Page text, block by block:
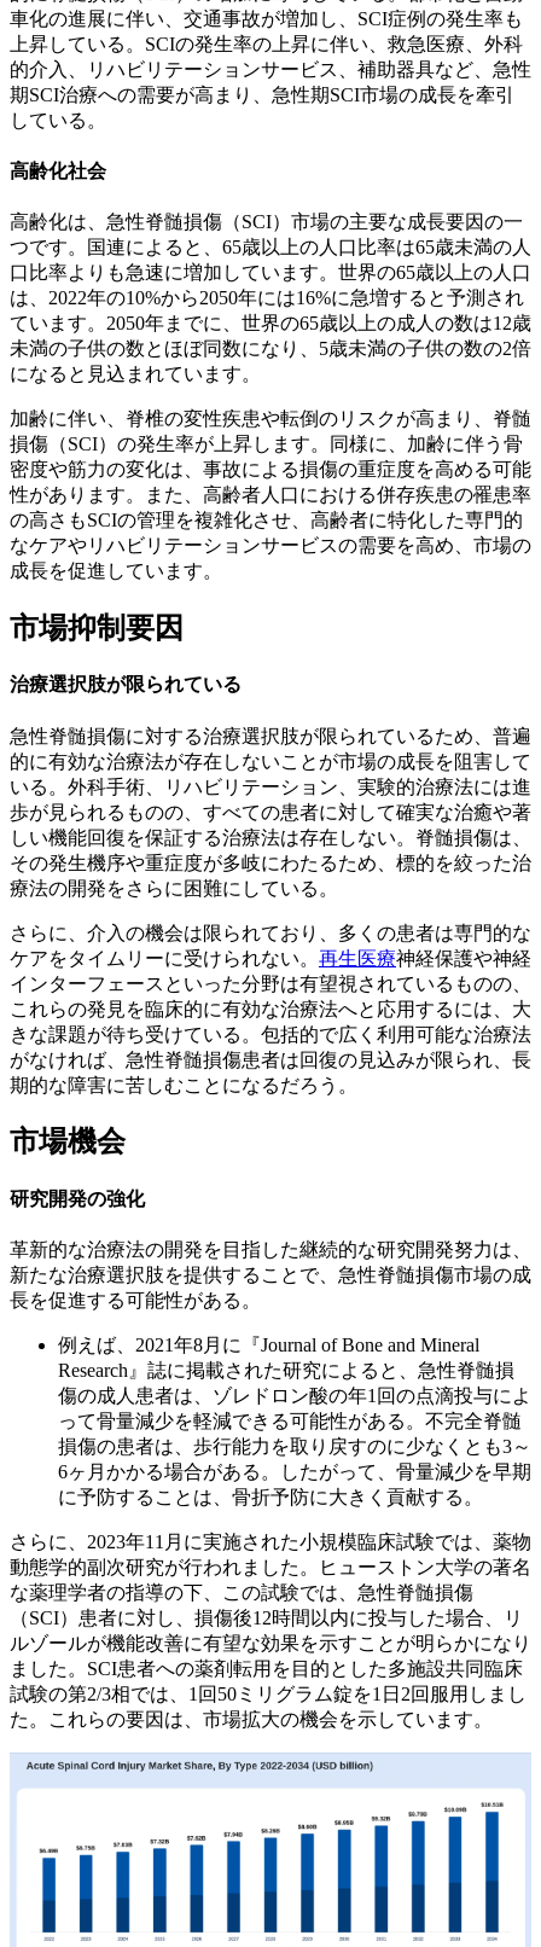
車化の進展に伴い、交通事故が増加し、SCI症例の発生率も
上昇している。SCIの発生率の上昇に伴い、救急医療、外科
的介入、リハビリテーションサービス、補助器具など、急性
期SCI治療への需要が高まり、急性期SCI市場の成長を牽引
している。
高齢化社会
高齢化は、急性脊髄損傷（SCI）市場の主要な成長要因の一
つです。国連によると、65歳以上の人口比率は65歳未満の人
口比率よりも急速に増加しています。世界の65歳以上の人口
は、2022年の10%から2050年には16%に急増すると予測され
ています。2050年までに、世界の65歳以上の成人の数は12歳
未満の子供の数とほぼ同数になり、5歳未満の子供の数の2倍
になると見込まれています。
加齢に伴い、脊椎の変性疾患や転倒のリスクが高まり、脊髄
損傷（SCI）の発生率が上昇します。同様に、加齢に伴う骨
密度や筋力の変化は、事故による損傷の重症度を高める可能
性があります。また、高齢者人口における併存疾患の罹患率
の高さもSCIの管理を複雑化させ、高齢者に特化した専門的
なケアやリハビリテーションサービスの需要を高め、市場の
成長を促進しています。
市場抑制要因
治療選択肢が限られている
急性脊髄損傷に対する治療選択肢が限られているため、普遍
的に有効な治療法が存在しないことが市場の成長を阻害して
いる。外科手術、リハビリテーション、実験的治療法には進
歩が見られるものの、すべての患者に対して確実な治癒や著
しい機能回復を保証する治療法は存在しない。脊髄損傷は、
その発生機序や重症度が多岐にわたるため、標的を絞った治
療法の開発をさらに困難にしている。
さらに、介入の機会は限られており、多くの患者は専門的な
ケアをタイムリーに受けられない。 再生医療神経保護や神経
インターフェースといった分野は有望視されているものの、
これらの発見を臨床的に有効な治療法へと応用するには、大
きな課題が待ち受けている。包括的で広く利用可能な治療法
がなければ、急性脊髄損傷患者は回復の見込みが限られ、長
期的な障害に苦しむことになるだろう。
市場機会
研究開発の強化
革新的な治療法の開発を目指した継続的な研究開発努力は、
新たな治療選択肢を提供することで、急性脊髄損傷市場の成
長を促進する可能性がある。
例えば、2021年8月に『Journal of Bone and Mineral
Research』誌に掲載された研究によると、急性脊髄損
傷の成人患者は、ゾレドロン酸の年1回の点滴投与によ
って骨量減少を軽減できる可能性がある。不完全脊髄
損傷の患者は、歩行能力を取り戻すのに少なくとも3～
6ヶ月かかる場合がある。したがって、骨量減少を早期
に予防することは、骨折予防に大きく貢献する。
さらに、2023年11月に実施された小規模臨床試験では、薬物
動態学的副次研究が行われました。ヒューストン大学の著名
な薬理学者の指導の下、この試験では、急性脊髄損傷
（SCI）患者に対し、損傷後12時間以内に投与した場合、リ
ルゾールが機能改善に有望な効果を示すことが明らかになり
ました。SCI患者への薬剤転用を目的とした多施設共同臨床
試験の第2/3相では、1回50ミリグラム錠を1日2回服用しまし
た。これらの要因は、市場拡大の機会を示しています。